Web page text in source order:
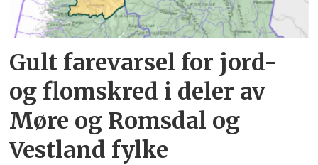
Gult farevarsel for jord-
og flomskred i deler av
Møre og Romsdal og
Vestland fylke